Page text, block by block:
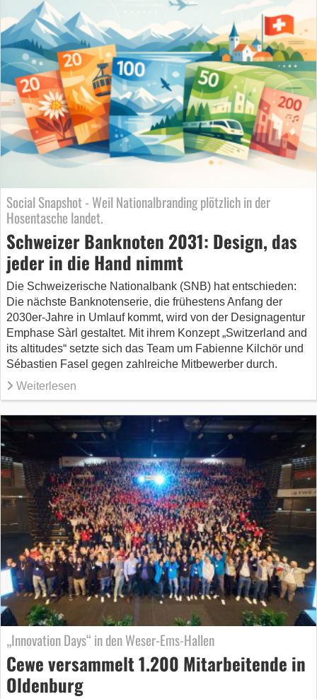
Social Snapshot - Weil Nationalbranding plötzlich in der
Hosentasche landet.
Schweizer Banknoten 2031: Design, das
jeder in die Hand nimmt
Die Schweizerische Nationalbank (SNB) hat entschieden:
Die nächste Banknotenserie, die frühestens Anfang der
2030er‑Jahre in Umlauf kommt, wird von der Designagentur
Emphase Sàrl gestaltet. Mit ihrem Konzept „Switzerland and
its altitudes“ setzte sich das Team um Fabienne Kilchör und
Sébastien Fasel gegen zahlreiche Mitbewerber durch.
Weiterlesen
„Innovation Days“ in den Weser-Ems-Hallen
Cewe versammelt 1.200 Mitarbeitende in
Oldenburg